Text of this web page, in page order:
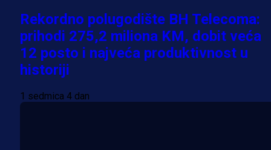
Rekordno polugodište BH Telecoma:
prihodi 275,2 miliona KM, dobit veća
12 posto i najveća produktivnost u
historiji
1 sedmica 4 dan